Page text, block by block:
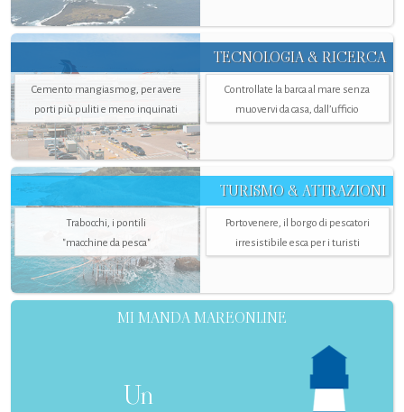
TECNOLOGIA & RICERCA
Cemento mangiasmog, per avere
porti più puliti e meno inquinati
Controllate la barca al mare senza
muovervi da casa, dall’ufficio
TURISMO & ATTRAZIONI
Trabocchi, i pontili
"macchine da pesca"
Portovenere, il borgo di pescatori
irresistibile esca per i turisti
MI MANDA MAREONLINE
Un